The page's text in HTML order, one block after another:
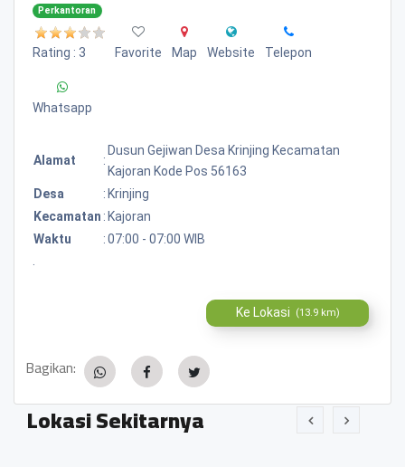
Perkantoran
Rating : 3 Favorite Map Website Telepon
Whatsapp
Alamat :
Dusun Gejiwan Desa Krinjing Kecamatan
Kajoran Kode Pos 56163
Desa
: Krinjing
Kecamatan : Kajoran
Waktu
:07:00 - 07:00 WIB
Ke Lokasi (13.9 km)
Bagikan:
Lokasi Sekitarnya